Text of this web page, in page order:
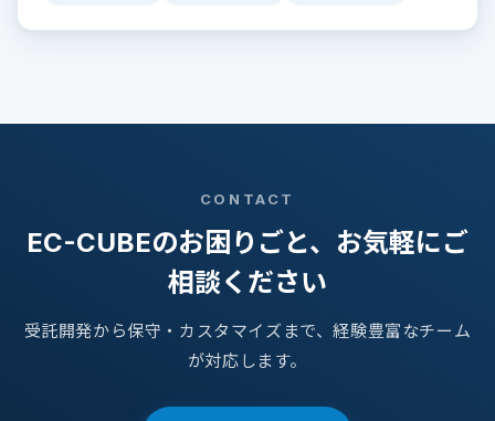
CONTACT
EC-CUBEのお困りごと、お気軽にご
相談ください
受託開発から保守・カスタマイズまで、経験豊富なチーム
が対応します。